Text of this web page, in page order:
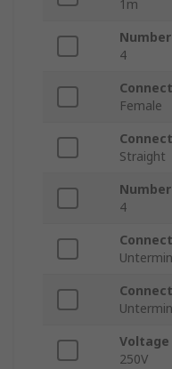
1m
4
Female
Straight
4
Voltage
250V